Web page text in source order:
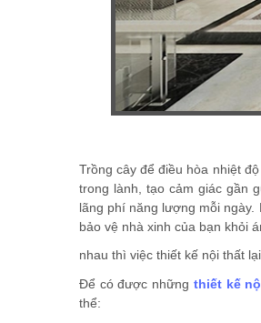
Trồng cây để điều hòa nhiệt
trong lành, tạo cảm giác gần
lãng phí năng lượng mỗi
bảo vệ nhà xinh của bạn khỏi
nhau thì việc thiết kế nội thất
Để có được những thiết kế
thể: